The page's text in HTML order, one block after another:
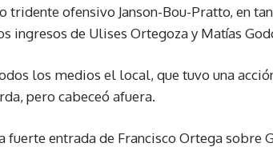
tridente ofensivo Janson-Bou-Pratto, en
ingresos de Ulises Ortegoza y Matías
los medios el local, que tuvo una
pero cabeceó afuera.
fuerte entrada de Francisco Ortega sobre